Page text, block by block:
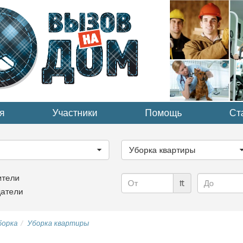
Участники Помощь
категорию...
Уборка квартиры
₶
Уборка квартиры